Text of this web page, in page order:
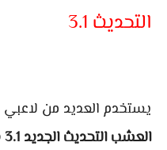
التحديث 3.1
يستخدم العديد من لاعبي
العشب التحديث الجديد 3.1 ببجي